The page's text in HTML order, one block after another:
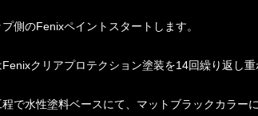
側のFenixペイントスタートします。
Fenixクリアプロテクション塗装を14回繰り返し
で水性塗料ベースにて、マットブラックカラー